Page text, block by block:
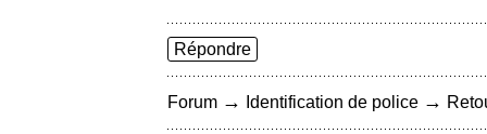
Répondre
Forum → Identification de police →